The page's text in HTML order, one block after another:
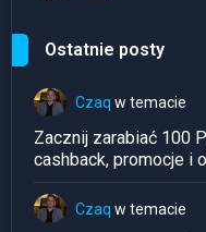
Ostatnie posty
Czaq w temacie
Zacznij zarabiać 100
cashback, promocje i
Czaq w temacie